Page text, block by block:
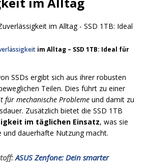
im Alltag – SSD 1TB: Ideal für
SSDs ergibt sich aus ihrer robusten
Teilen. Dies führt zu einer
für mechanische Probleme und damit zu
Zusätzlich bietet die SSD 1TB
im täglichen Einsatz, was sie
und dauerhafte Nutzung macht.
ASUS Zenfone: Dein smarter